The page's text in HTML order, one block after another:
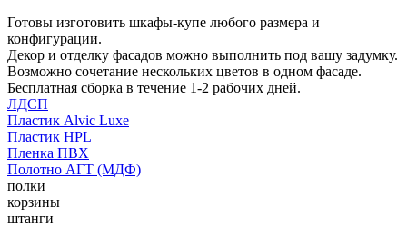
Готовы изготовить шкафы-купе любого размера и
конфигурации.
Декор и отделку фасадов можно выполнить под вашу задумку.
Возможно сочетание нескольких цветов в одном фасаде.
Бесплатная сборка в течение 1-2 рабочих дней.
ЛДСП
Пластик Alvic Luxe
Пластик HPL
Пленка ПВХ
Полотно АГТ (МДФ)
полки
корзины
штанги